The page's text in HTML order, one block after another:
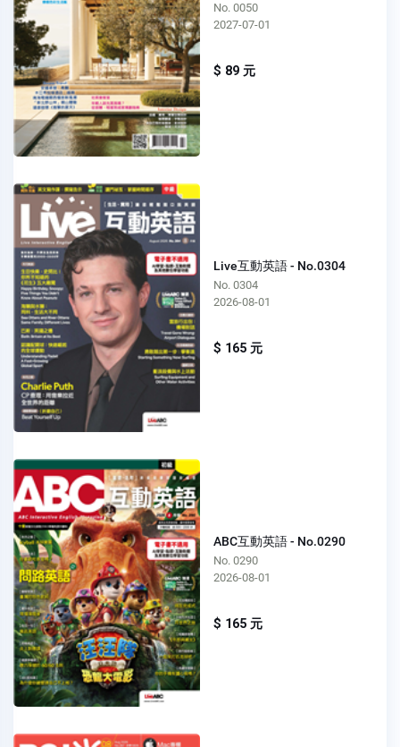
No. 0050
2027-07-01
$ 89 元
Live互動英語 - No.0304
No. 0304
2026-08-01
$ 165 元
ABC互動英語 - No.0290
No. 0290
2026-08-01
$ 165 元